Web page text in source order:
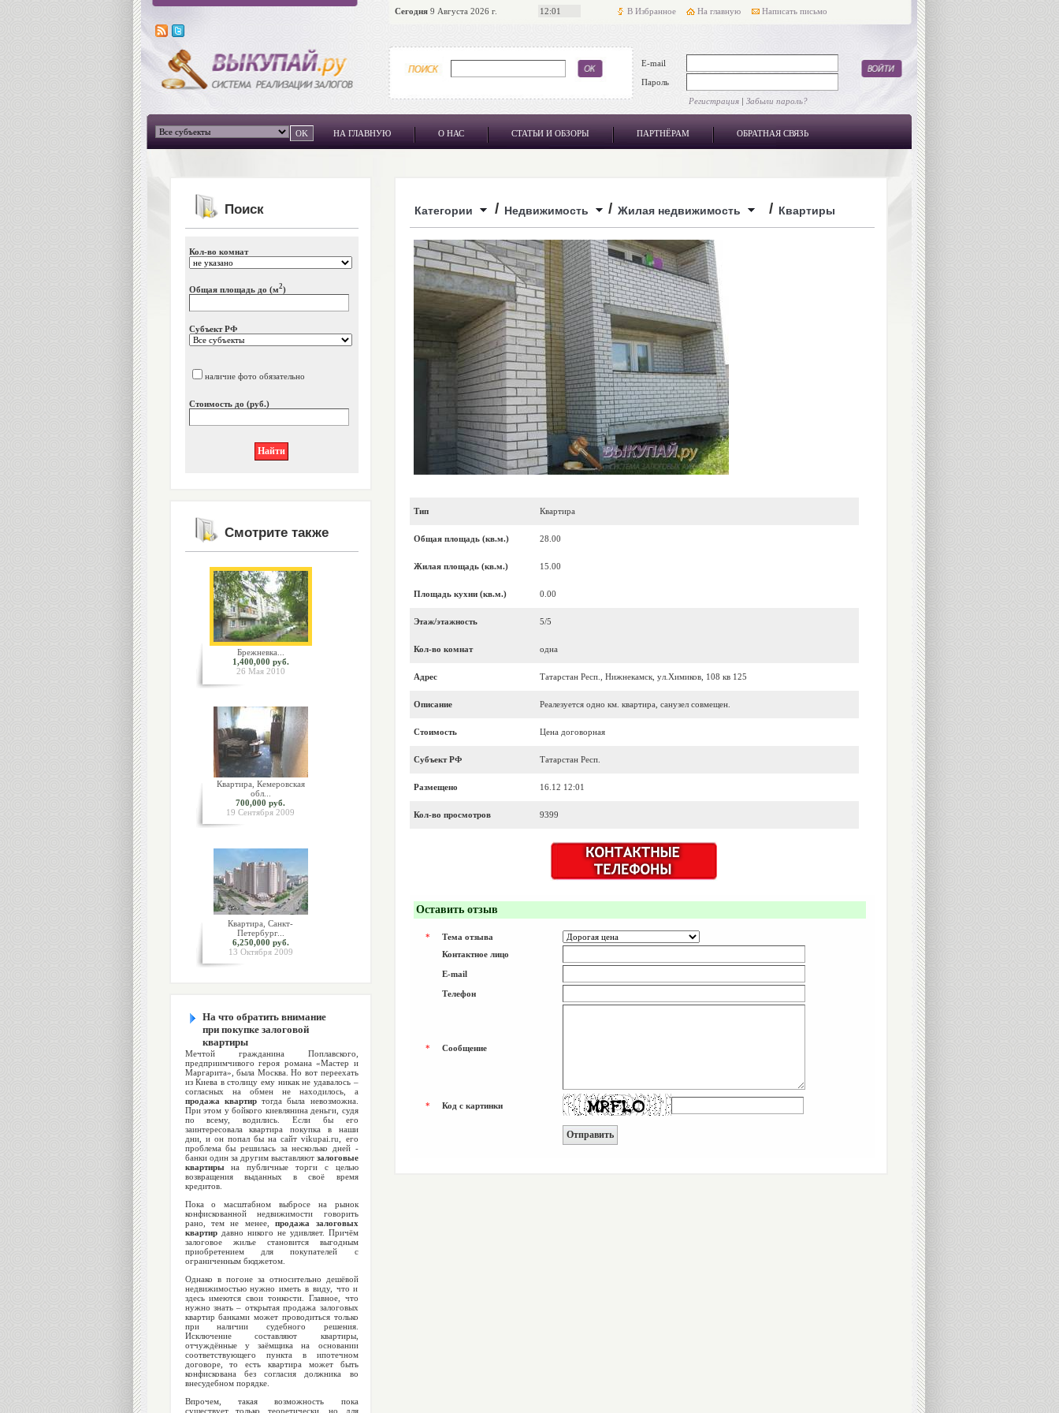
Сегодня9 Августа 2026 г. 12:01 В Избранное На главную Написать письмо
E-mail
Пароль
Регистрация| Забыли пароль?
НА ГЛАВНУЮ О НАС СТАТЬИ И ОБЗОРЫ ПАРТНЁРАМ ОБРАТНАЯ СВЯЗЬ
Поиск
Кол-во комнат
Общая площадь до (м2)
Субъект РФ
наличие фото обязательно
Стоимость до (руб.)
Смотрите также
Брежневка...
1,400,000 руб.
26 Мая 2010
Квартира, Кемеровская
обл...
700,000 руб.
19 Сентября 2009
Квартира, Санкт-
Петербург...
6,250,000 руб.
13 Октября 2009
На что обратить внимание
при покупке залоговой
квартиры
Мечтой гражданина Поплавского,
предприимчивого героя романа «Мастер и
Маргарита», была Москва. Но вот переехать
из Киева в столицу ему никак не удавалось –
согласных на обмен не находилось, а
продажа квартиртогда была невозможна.
При этом у бойкого киевлянина деньги, судя
по всему, водились. Если бы его
заинтересовала квартира покупка в наши
дни, и он попал бы на сайт vikupai.ru, его
проблема бы решилась за несколько дней -
банки один за другим выставляют залоговые
квартирына публичные торги с целью
возвращения выданных в своё время
кредитов.
Пока о масштабном выбросе на рынок
конфискованной недвижимости говорить
рано, тем не менее,продажа залоговых
квартирдавно никого не удивляет. Причём
залоговое жилье становится выгодным
приобретением для покупателей с
ограниченным бюджетом.
Однако в погоне за относительно дешёвой
недвижимостью нужно иметь в виду, что и
здесь имеются свои тонкости. Главное, что
нужно знать – открытая продажа залоговых
квартир банками может проводиться только
при наличии судебного решения.
Исключение составляют квартиры,
отчуждённые у заёмщика на основании
соответствующего пункта в ипотечном
договоре, то есть квартира может быть
конфискована без согласия должника во
внесудебном порядке.
Впрочем, такая возможность пока
существует только теоретически, но для
Категории / Недвижимость / Жилая недвижимость / Квартиры
Тип Квартира
Общая площадь (кв.м.) 28.00
Жилая площадь (кв.м.) 15.00
Площадь кухни (кв.м.) 0.00
Этаж/этажность 5/5
Кол-во комнат одна
Адрес Татарстан Респ., Нижнекамск, ул.Химиков, 108 кв 125
Описание Реалезуется одно км. квартира, санузел совмещен.
Стоимость Цена договорная
Субъект РФ Татарстан Респ.
Размещено 16.12 12:01
Кол-во просмотров 9399
Оставить отзыв
*
Тема отзыва
Контактное лицо
E-mail
Телефон
* Сообщение
* Код с картинки